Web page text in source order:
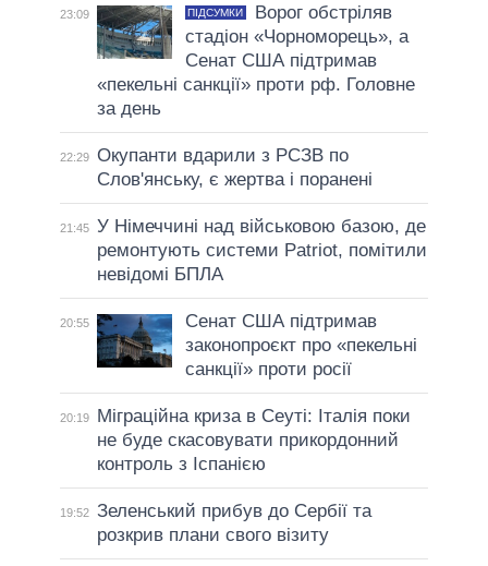
23:09 ПІДСУМКИ
Ворог обстріляв
стадіон «Чорноморець», а
Сенат США підтримав
«пекельні санкції» проти рф. Головне
за день
22:29 Окупанти вдарили з РСЗВ по
Слов'янську, є жертва і поранені
21:45 У Німеччині над військовою базою, де
ремонтують системи Patriot, помітили
невідомі БПЛА
20:55
Сенат США підтримав
законопроєкт про «пекельні
санкції» проти росії
20:19
Міграційна криза в Сеуті: Італія поки
не буде скасовувати прикордонний
контроль з Іспанією
19:52 Зеленський прибув до Сербії та
розкрив плани свого візиту